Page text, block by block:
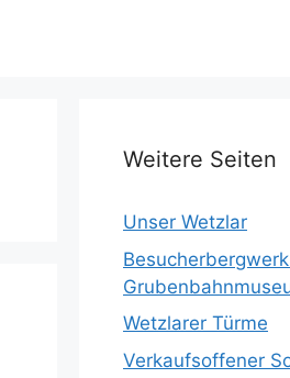
Weitere Seiten
Unser Wetzlar
Wetzlarer Türme
Verkaufsoffener